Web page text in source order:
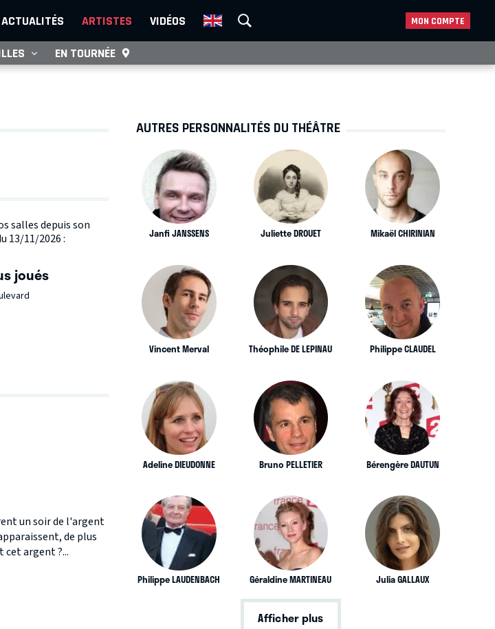
ACTUALITÉS ARTISTES VIDÉOS MON COMPTE
EN TOURNÉE
salles depuis son
13/11/2026 :
joués
un soir de l'argent
de plus
cet argent ?...
AUTRES PERSONNALITÉS DU THÉÂTRE
Janfi JANSSENS Juliette DROUET Mikaël CHIRINIAN
Vincent Merval Théophile DE LEPINAU Philippe CLAUDEL
Adeline DIEUDONNE Bruno PELLETIER Bérengère DAUTUN
Philippe LAUDENBACH Géraldine MARTINEAU Julia GALLAUX
Afficher plus